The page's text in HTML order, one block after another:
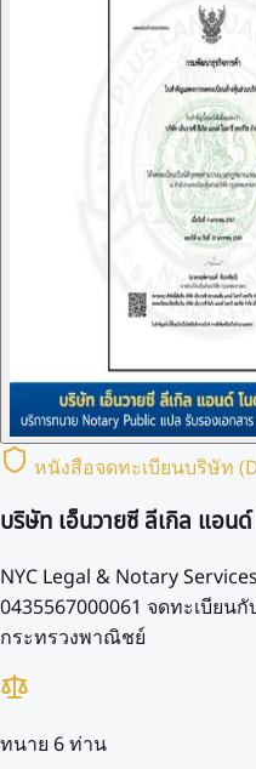
หนังสือจดทะเบียนบริษัท
บริษัท เอ็นวายซี ลีเกิล แอน
NYC Legal & Notary
0435567000061 จดทะเบียน
กระทรวงพาณิชย์
ทนาย 6 ท่าน